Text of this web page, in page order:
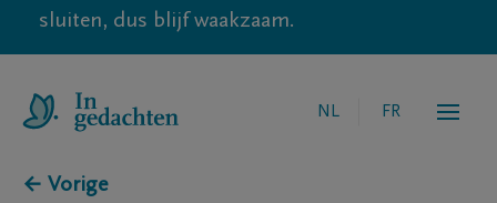
sluiten, dus blijf waakzaam.
NL FR
← Vorige